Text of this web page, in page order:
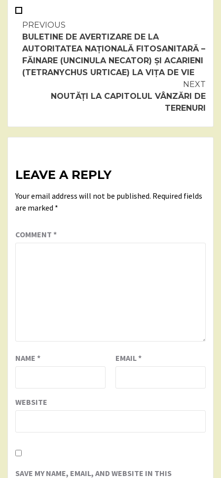
Continue
Reading
PREVIOUS
BULETINE DE AVERTIZARE DE LA
AUTORITATEA NAȚIONALĂ FITOSANITARĂ –
FĂINARE (UNCINULA NECATOR) ȘI ACARIENI
(TETRANYCHUS URTICAE) LA VIȚA DE VIE
NEXT
NOUTĂȚI LA CAPITOLUL VÂNZĂRI DE
TERENURI
LEAVE A REPLY
Your email address will not be published. Required fields
are marked *
COMMENT *
NAME * EMAIL*
WEBSITE
SAVE MY NAME, EMAIL, AND WEBSITE IN THIS